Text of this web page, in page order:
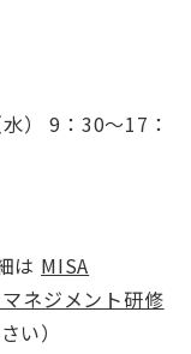
） 9：30～17：
は MISA
ネジメント研修
い）